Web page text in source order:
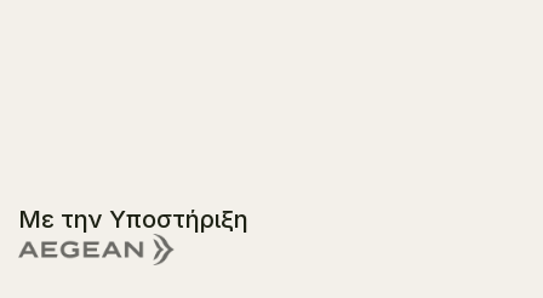
Με την Υποστήριξη